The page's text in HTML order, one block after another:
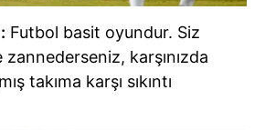
Futbol basit oyundur. Siz
karşınızda
takıma karşı sıkıntı